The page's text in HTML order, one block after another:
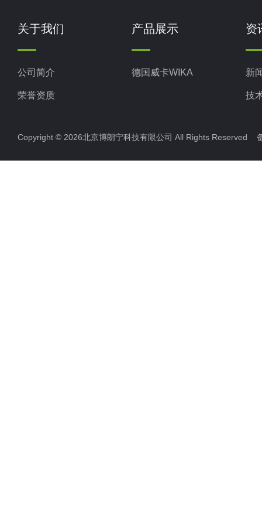
关于我们
公司简介
荣誉资质
产品展示
德国威卡WIKA
资
新
技
Copyright © 2026北京博朗宁科技有限公司 All Rights Reserved